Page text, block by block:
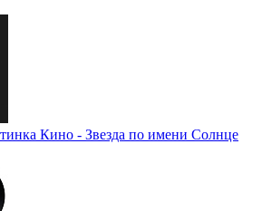
Кино - Звезда по имени Солнце